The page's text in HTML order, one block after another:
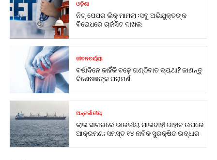
ଓଡ଼ିଶା
ନିଟ୍ ପେପର ଲିକ୍ ମାମଲା :ସବୁ ଅଭିଯୁକ୍ତଙ୍କ
ବିରୋଧରେ ଚାର୍ଜସିଟ ଦାଖଲ
ଜୀବନଚର୍ଯ୍ୟା
ବର୍ଷାଦିନେ କାହିଁକି ବଢ଼େ ଗଣ୍ଠିବାତ ବ୍ୟଥା? ଜାଣନ୍ତୁ
ବିଶେଷଜ୍ଞଙ୍କ ପରାମର୍ଶ
ଅନ୍ତର୍ଜାତୀୟ
ଲାଲ ସାଗରରେ ଭାରତୀୟ ମାଲବାହୀ ଜାହାଜ ଉପରେ
ଆକ୍ରମଣ; ସମସ୍ତ ୧୪ ନାବିକ ସୁରକ୍ଷିତ ଉଦ୍ଧାର